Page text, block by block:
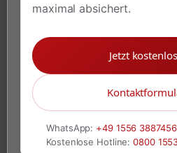
maximal absichert.
Jetzt
WhatsApp: +49 1556 3887456
Kostenlose Hotline:0800